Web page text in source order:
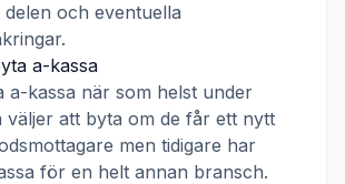
delen och eventuella
a-kassa
a-kassa när som helst under
väljer att byta om de får ett nytt
men tidigare har
för en helt annan bransch.